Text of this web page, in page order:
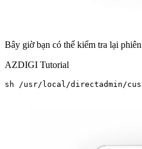
Bây giờ bạn có thể kiểm tra lại
AZDIGI Tutorial
sh /usr/local/directadmin/